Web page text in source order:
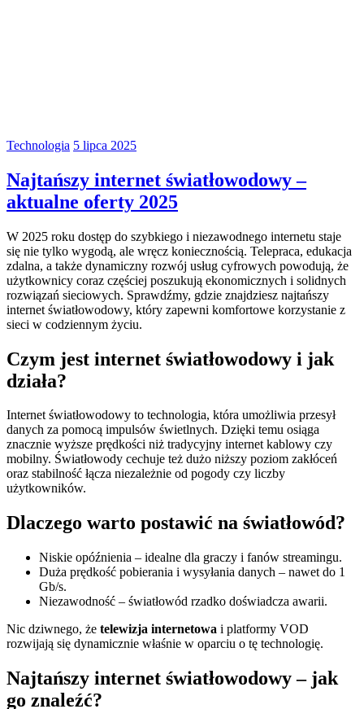
Technologia 5 lipca 2025
Najtańszy internet światłowodowy –
aktualne oferty 2025
W 2025 roku dostęp do szybkiego i niezawodnego internetu staje
się nie tylko wygodą, ale wręcz koniecznością. Telepraca, edukacja
zdalna, a także dynamiczny rozwój usług cyfrowych powodują, że
użytkownicy coraz częściej poszukują ekonomicznych i solidnych
rozwiązań sieciowych. Sprawdźmy, gdzie znajdziesz najtańszy
internet światłowodowy, który zapewni komfortowe korzystanie z
sieci w codziennym życiu.
Czym jest internet światłowodowy i jak
działa?
Internet światłowodowy to technologia, która umożliwia przesył
danych za pomocą impulsów świetlnych. Dzięki temu osiąga
znacznie wyższe prędkości niż tradycyjny internet kablowy czy
mobilny. Światłowody cechuje też dużo niższy poziom zakłóceń
oraz stabilność łącza niezależnie od pogody czy liczby
użytkowników.
Dlaczego warto postawić na światłowód?
Niskie opóźnienia – idealne dla graczy i fanów streamingu.
Duża prędkość pobierania i wysyłania danych – nawet do 1
Gb/s.
Niezawodność – światłowód rzadko doświadcza awarii.
Nic dziwnego, że telewizja internetowa i platformy VOD
rozwijają się dynamicznie właśnie w oparciu o tę technologię.
Najtańszy internet światłowodowy – jak
go znaleźć?